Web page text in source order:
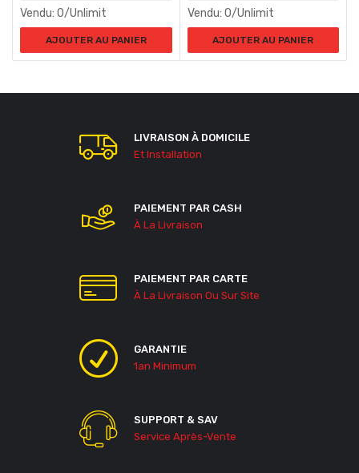
Vendu: 0/Unlimit
AJOUTER AU PANIER
Vendu: 0/Unlimit
AJOUTER AU PANIER
LIVRAISON À DOMICILE
Et Installation
PAIEMENT PAR CASH
À La Livraison
PAIEMENT PAR CARTE
À La Livraison Ou Sur Site
GARANTIE
1an Minimum
SUPPORT & SAV
Service Après-Vente